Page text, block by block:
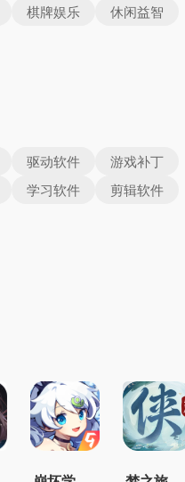
棋牌娱乐
休闲益智
驱动软件
游戏补丁
学习软件
剪辑软件